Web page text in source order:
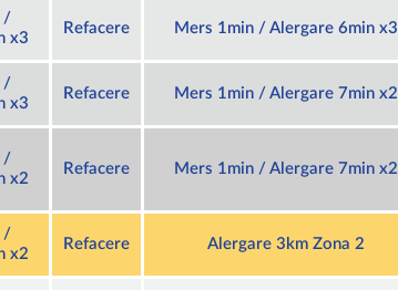
/
x3
Refacere Mers 1min / Alergare 6min x3
/
x3
Refacere Mers 1min / Alergare 7min x2
/
x2
Refacere Mers 1min / Alergare 7min x2
/
x2
Refacere Alergare 3km Zona 2